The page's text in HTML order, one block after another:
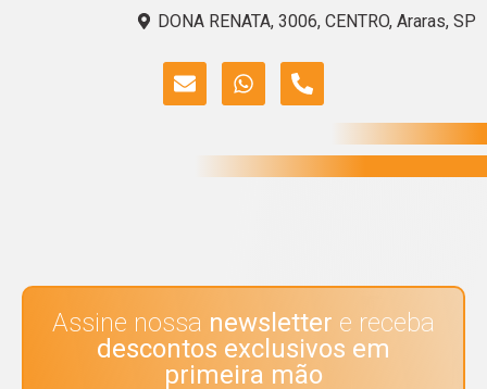
DONA RENATA, 3006, CENTRO, Araras, SP
Assine nossa newsletter e receba
descontos exclusivos em
primeira mão